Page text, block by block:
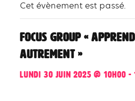
Cet évènement est passé.
Focus group «
autrement »
lundi 30 juin 2025 @ 10h00 -